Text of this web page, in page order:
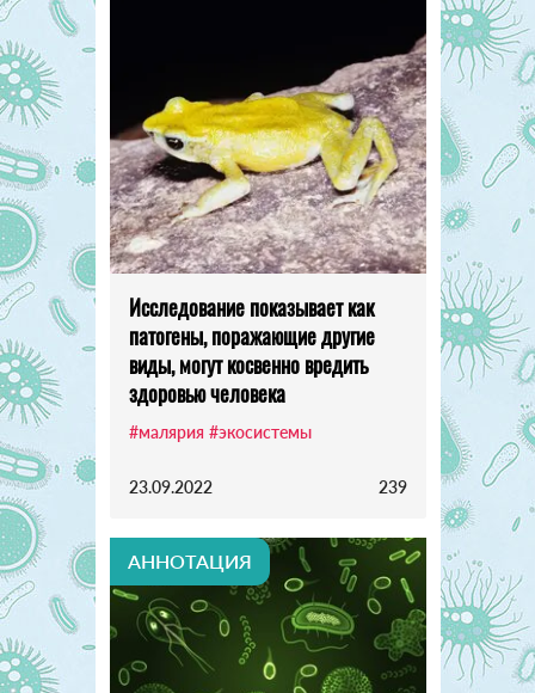
Исследование показывает как
патогены, поражающие другие
виды, могут косвенно вредить
здоровью человека
#малярия #экосистемы
23.09.2022 239
АННОТАЦИЯ